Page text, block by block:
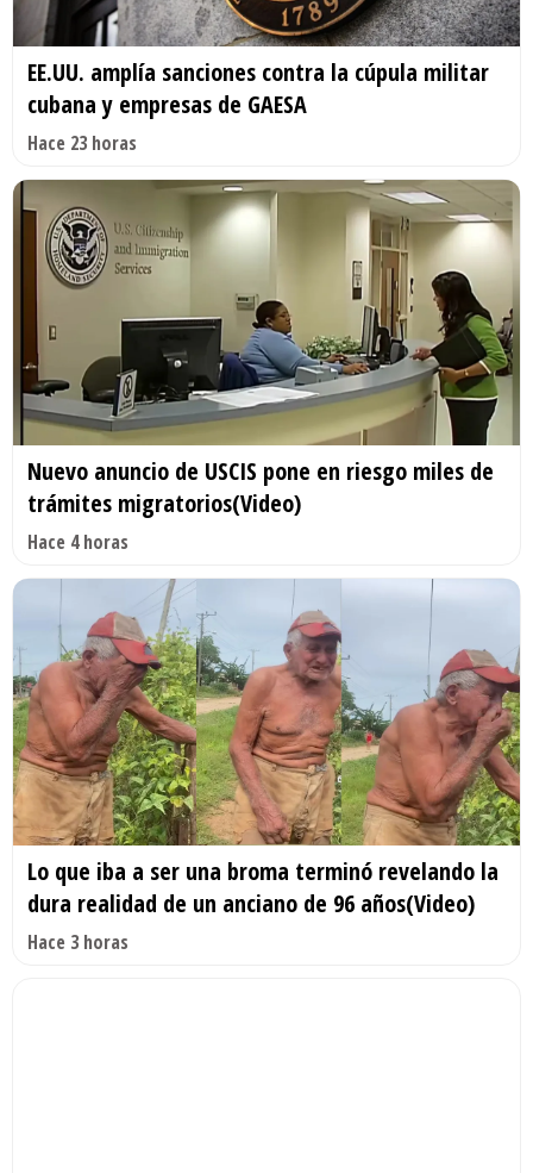
EE.UU. amplía sanciones contra la cúpula militar
cubana y empresas de GAESA
Hace 23 horas
Nuevo anuncio de USCIS pone en riesgo miles de
trámites migratorios(Video)
Hace 4 horas
Lo que iba a ser una broma terminó revelando la
dura realidad de un anciano de 96 años(Video)
Hace 3 horas